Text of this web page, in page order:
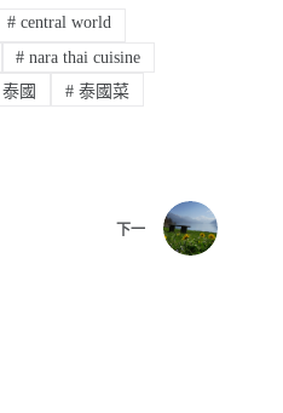
#central world
# nara thai cuisine
泰國 # 泰國菜
下一